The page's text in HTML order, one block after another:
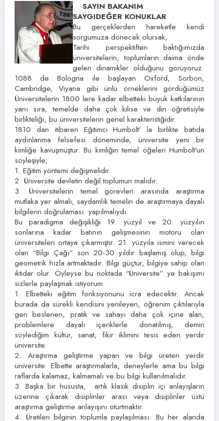
SAYIN BAKANIM
SAYGIDEĞER KONUKLAR
Bu gerçeklerden hareketle kendi
sorgumuza dönecek olursak,
Tarihi perspektiften baktığımızda
üniversitelerin, toplumların daima önde
gelen dinamikler olduğunu görüyoruz.
1088 de Bologna ile başlayan Oxford, Sorbon,
Cambridge, Viyana gibi ünlü örneklerini gördüğümüz
Üniversitelerin 1800 lere kadar elbetteki büyük katkılarının
yanı sıra, temelde daha çok kilise ve din öğretisiyle
birlikteliği, bu üniversitelerin genel karakteristiğidir.
1810 dan itibaren Eğitimci Humbolt’ la birlikte batıda
aydınlanma felsefesi döneminde, üniversite yeni bir
kimliğe kavuşmuştur. Bu kimliğin temel öğeleri Humbolt’un
söyleşiyle;
1. Eğitim yöntemi değişmelidir.
2. Üniversite devletin değil toplumun malıdır.
3. Üniversitelerin temel görevleri arasında araştırma
mutlaka yer almalı, saydamlık temelin de araştırmaya dayalı
bilgilerin doğrulaması yapılmalıydı.
Bu paradigma değişikliği 19. yüzyıl ve 20. yüzyılın
sonlarına kadar batının gelişmesinin motoru olan
üniversiteleri ortaya çıkarmıştır. 21. yüzyıla ismini verecek
olan “Bilgi Çağı” son 20-30 yıldır başlamış olup, bilgi
geometrik hızla artmaktadır. Bilgi güçtür, bilgiye sahip olan
iktidar olur. Öyleyse bu noktada “Üniversite” ye bakışımı
sizlerle paylaşmak istiyorum.
1. Elbetteki eğitim fonksiyonunu icra edecektir. Ancak
burada da sürekli kendisini yenileyen, öğrenim çıktılarıyla
geri beslenen, pratik ve sahayı daha çok içine alan,
problemlere dayalı içeriklerle donatılmış, demin
söylediğim kültür, sanat, fikir iklimini tesis eden yerdir
üniversite.
2. Araştırma geliştirme yapan ve bilgi üreten yerdir
üniversite. Elbette araştırmalarla, deneylerle ama bu bilgi
raflarda kalamaz, kalmamalı ve bu bilgi kullanılmalıdır.
3. Başka bir hususta, artık klasik disiplin içi anlayışların
üzerine çıkarak disiplinler arası veya disiplinler üstü
araştırma geliştirme anlayışını oturtmaktır.
4. Üretilen bilginin toplumla paylaşılması. Bu her alanda